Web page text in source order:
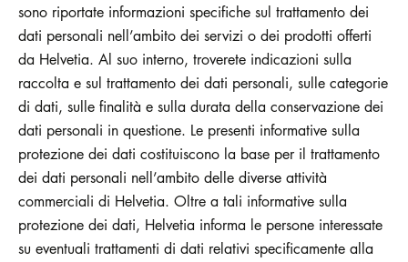
sono riportate informazioni specifiche sul trattamento dei
dati personali nell’ambito dei servizi o dei prodotti offerti
da Helvetia. Al suo interno, troverete indicazioni sulla
raccolta e sul trattamento dei dati personali, sulle categorie
di dati, sulle finalità e sulla durata della conservazione dei
dati personali in questione. Le presenti informative sulla
protezione dei dati costituiscono la base per il trattamento
dei dati personali nell’ambito delle diverse attività
commerciali di Helvetia. Oltre a tali informative sulla
protezione dei dati, Helvetia informa le persone interessate
su eventuali trattamenti di dati relativi specificamente alla